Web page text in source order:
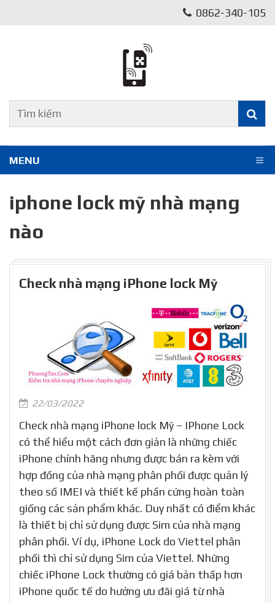
0862-340-105
MENU
iphone lock mỹ nhà mạng
nào
Check nhà mạng iPhone lock Mỹ
22/03/2022
Check nhà mạng iPhone lock Mỹ – IPhone Lock
có thể hiểu một cách đơn giản là những chiếc
iPhone chính hãng nhưng được bán ra kèm với
hợp đồng của nhà mạng phân phối được quản lý
theo số IMEI và thiết kế phần cứng hoàn toàn
giống các sản phẩm khác. Duy nhất có điểm khác
là thiết bị chỉ sử dụng được Sim của nhà mạng
phân phối. Ví dụ, iPhone Lock do Viettel phân
phối thì chỉ sử dụng Sim của Viettel. Những
chiếc iPhone Lock thường có giá bản thấp hơn
iPhone quốc tế do hưởng ưu đãi giá từ nhà